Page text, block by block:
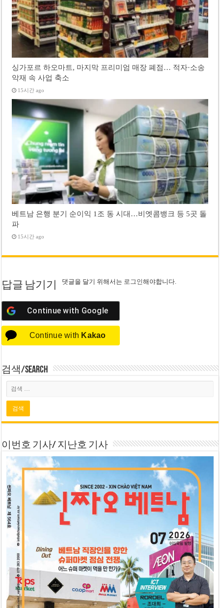
싱가포르 하오마트, 마지막 프리미엄 매장 폐점… 적자·소송
악재 속 사업 축소
15시간 ago
베트남 은행 분기 순이익 1조 동 시대…비엣콤뱅크 등 5곳 돌
파
15시간 ago
답글 남기기 댓글을 달기 위해서는 로그인해야합니다.
Continue with Google
Continue with Kakao
검색/Search
이번호 기사/ 지난호 기사